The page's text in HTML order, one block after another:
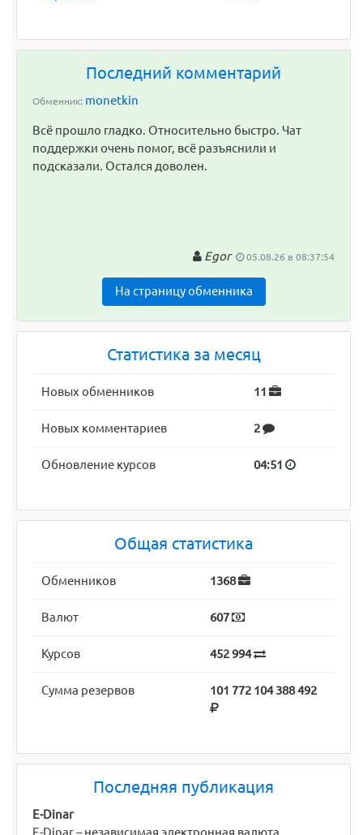
Последний комментарий
Обменник: monetkin
Всё прошло гладко. Относительно быстро. Чат
поддержки очень помог, всё разъяснили и
подсказали. Остался доволен.
Egor 05.08.26 в 08:37:54
На страницу обменника
Статистика за месяц
Новых обменников 11
Новых комментариев 2
Обновление курсов 04:51
Общая статистика
Обменников 1368
Валют 607
Курсов 452 994
Сумма резервов 101 772 104 388 492
Последняя публикация
E-Dinar
E-Dinar – независимая электронная валюта,